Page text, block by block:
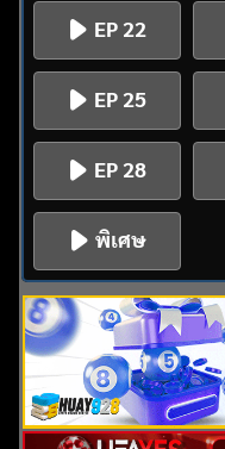
EP 22
EP 25
EP 28
พิเศษ